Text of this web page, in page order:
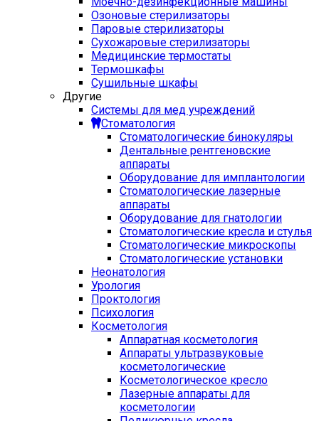
Озоновые стерилизаторы
Паровые стерилизаторы
Сухожаровые стерилизаторы
Медицинские термостаты
Термошкафы
Сушильные шкафы
Другие
Системы для мед учреждений
Стоматология
Стоматологические бинокуляры
Дентальные рентгеновские
аппараты
Оборудование для имплантологии
Стоматологические лазерные
аппараты
Оборудование для гнатологии
Стоматологические кресла и стулья
Стоматологические микроскопы
Стоматологические установки
Неонатология
Урология
Проктология
Психология
Косметология
Аппаратная косметология
Аппараты ультразвуковые
косметологические
Косметологическое кресло
Лазерные аппараты для
косметологии